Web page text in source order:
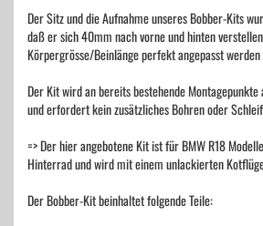
Der Sitz und die Aufnahme unseres Bobber-Kits
daß er sich 40mm nach vorne und hinten
Körpergrösse/Beinlänge perfekt angepasst
Der Kit wird an bereits bestehende
und erfordert kein zusätzliches Bohren oder
=> Der hier angebotene Kit ist für BMW R18
Hinterrad und wird mit einem unlackierten
Der Bobber-Kit beinhaltet folgende Teile: